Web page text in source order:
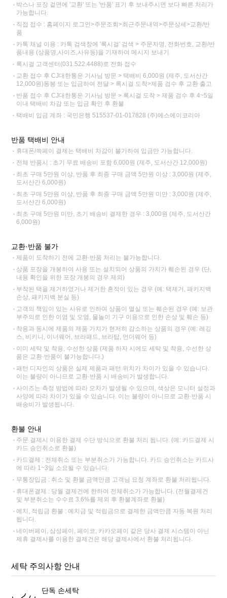
박스나 포장 겉면에 '교환' 또는 '반품' 표기 후 보내주시면 보다 빠른 처리가
가능합니다.
직접 접수 : 홈페이지 로그인>주문조회>최근주문내역>주문상세>교환/반
품
카톡 채널 이용 : 카톡 검색창에 '록시걸' 검색 > 주문자명, 전화번호, 교환/반
품내용 (상품명,사이즈,사유등)을 기재하여 메시지 보내기
록시걸 고객센터(031.522.4488)로 전화 접수
교환 접수 후 CJ대한통운 기사님 방문 > 택배비 6,000원 (제주, 도서산간
12,000원)동봉 또는 입금하여 전달 > 록시걸 도착>제품 검수 후 교환 출고
반품 접수 후 CJ대한통운 기사님 방문 > 록시걸 도착 > 제품 검수 후 4~5일
이내 택배비 차감 또는 입금 확인 후 환불
택배비 입금 계좌 : 국민은행 515537-01-017828 (주)에스에이코리아
반품 택배비 안내
휴대폰/쓱페이 결제는 택배비 차감이 불가하여 입금만 가능합니다.
전체 반품시 : 초기 무료 배송비 포함 6,000원 (제주, 도서산간 12,000원)
최초 구매 5만원 이상, 반품 후 최종 구매 금액 5만원 이상 : 3,000원 (제주,
도서산간 6,000원)
최초 구매 5만원 이상, 반품 후 최종 구매 금액 5만원 미만 : 3,000원 (제주,
도서산간 6,000원)
최초 구매 5만원 미만, 초기 배송비 결제한 경우 : 3,000원 (제주, 도서산간
6,000원)
교환·반품 불가
제품이 도착하기 전에 교환·반품 처리는 불가능합니다.
상품 포장을 개봉하여 사용 또는 설치되어 상품의 가치가 훼손된 경우 (단,
내용 확인을 위한 포장 개봉의 경우 제외)
부착된 택을 제거하였거나 제거한 흔적이 있는 경우 (예: 택제거, 패키지백
손상, 패키지백 분실 등)
고객의 책임이 있는 사유로 인하여 상품이 멸실 또는 훼손된 경우 (예: 보관
부주의로 인한 이염 및 오염, 물놀이 기구 이용으로 인한 손상 및 훼손 등)
착용과 동시에 제품의 제품 가치가 현저히 감소하는 상품의 경우 (예: 레깅
스, 비키니, 이너웨어, 브라패드, 브라탑, 언더웨어 등)
이미 세탁 및 착용, 수선한 상품 (제품 하자 시에도 세탁 및 착용, 수선한 상
품은 교환·반품이 불가능합니다.)
패턴 디자인의 상품은 실제 제품과 패턴 위치가 차이가 있을 수 있습니다.
이는 불량이 아니므로 교환·반품 시 배송비가 발생합니다.
사이즈는 측정 방법에 따라 오차가 발생될 수 있으며, 색상은 모니터 설정과
사양에 따라 차이가 있을 수 있습니다. 이는 불량이 아니므로 교환·반품 시
배송비가 발생됩니다.
환불 안내
주문 결제시 이용한 결제 수단 방식으로 환불 처리 됩니다. (예: 카드결제 시
카드 승인취소로 환불)
카드결제 : 전체취소 또는 부분취소가 가능합니다. 카드 승인취소는 카드사
에 따라 1~3일 소요될 수 있습니다.
무통장입금 : 취소 및 환불 금액만큼 고객님 요청 계좌로 환불 처리됩니다.
휴대폰결제 : 당월 결제건에 한하여 전체취소가 가능합니다. (전월결제건
및 부분취소는 수수료 3.6%를 제외 후 환불계좌로 환불)
예치, 적립금 환불 : 예치금 및 적립금으로 결제한 금액만큼 자동 복원 처리
됩니다.
네이버페이, 삼성페이, 페이코, 카카오페이 같은 당사 결제 시스템이 아닌
제휴 결제사를 이용한 결제건은 해당 결제사에서 환불 처리됩니다.
세탁 주의사항 안내
단독 손세탁